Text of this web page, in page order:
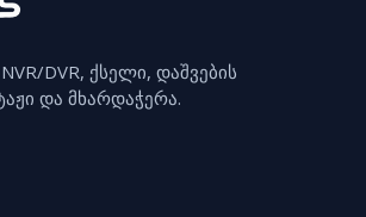
DVR, ქსელი, დაშვების
და მხარდაჭერა.